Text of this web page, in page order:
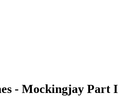
- Mockingjay Part I